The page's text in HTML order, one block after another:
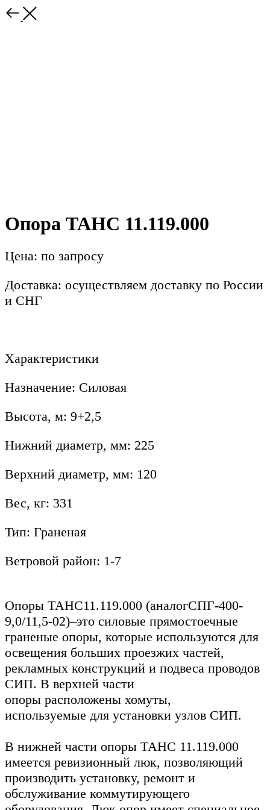
Опора ТАНС 11.119.000
Цена: по запросу
Доставка: осуществляем доставку по России
и СНГ
Характеристики
Назначение: Силовая
Высота, м: 9+2,5
Нижний диаметр, мм: 225
Верхний диаметр, мм: 120
Вес, кг: 331
Тип: Граненая
Ветровой район: 1-7
Опоры ТАНС11.119.000 (аналогСПГ-400-
9,0/11,5-02)–это силовые прямостоечные
граненые опоры, которые используются для
освещения больших проезжих частей,
рекламных конструкций и подвеса проводов
СИП. В верхней части
опоры расположены хомуты,
используемые для установки узлов СИП.
В нижней части опоры ТАНС 11.119.000
имеется ревизионный люк, позволяющий
производить установку, ремонт и
обслуживание коммутирующего